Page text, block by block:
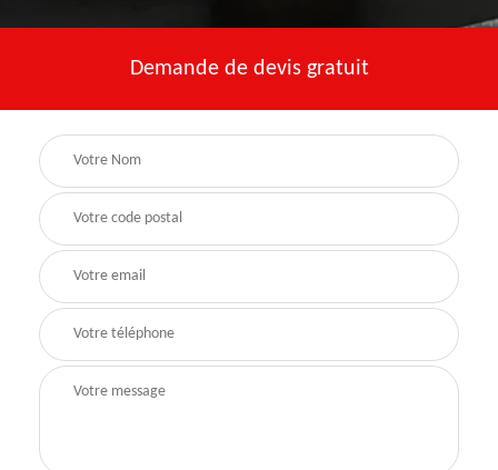
Demande de devis gratuit